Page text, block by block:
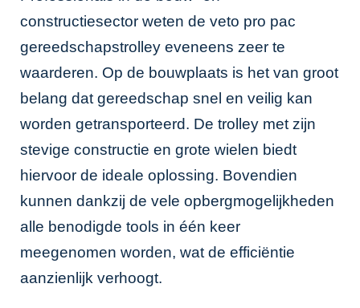
constructiesector weten de veto pro pac
gereedschapstrolley eveneens zeer te
waarderen. Op de bouwplaats is het van groot
belang dat gereedschap snel en veilig kan
worden getransporteerd. De trolley met zijn
stevige constructie en grote wielen biedt
hiervoor de ideale oplossing. Bovendien
kunnen dankzij de vele opbergmogelijkheden
alle benodigde tools in één keer
meegenomen worden, wat de efficiëntie
aanzienlijk verhoogt.